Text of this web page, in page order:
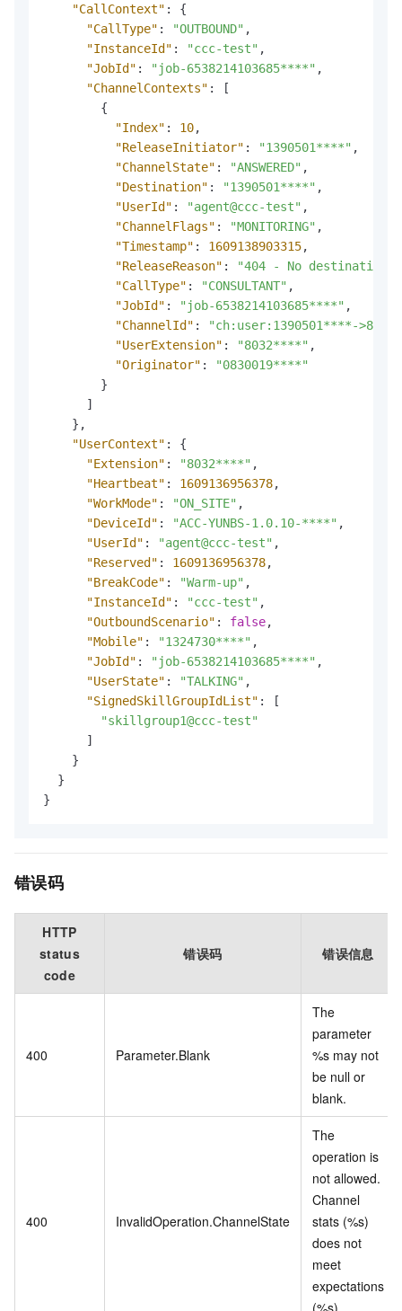
"CallContext" :
{
"CallType" : "OUTBOUND" ,
"InstanceId" : "ccc-test" ,
"JobId" : "job-6538214103685****" ,
"ChannelContexts" :
[
{
"Index" : 10,
"ReleaseInitiator" : "1390501****" ,
"ChannelState" : "ANSWERED" ,
"Destination" : "1390501****" ,
"UserId" : "agent@ccc-test" ,
"ChannelFlags" : "MONITORING" ,
"Timestamp" : 1609138903315,
"ReleaseReason" : "404 - No destination"
"CallType" : "CONSULTANT" ,
"JobId" : "job-6538214103685****" ,
"ChannelId" :
"ch:user:1390501****-
"UserExtension" : "8032****" ,
"Originator" :
"0830019****"
}
]
} ,
"UserContext" :
{
"Extension" : "8032****" ,
"Heartbeat" : 1609136956378,
"WorkMode" : "ON_SITE" ,
"DeviceId" : "ACC-YUNBS-1.0.10-****" ,
"UserId" : "agent@ccc-test" ,
"Reserved" : 1609136956378,
"BreakCode" : "Warm-up" ,
"InstanceId" : "ccc-test" ,
"OutboundScenario" : false,
"Mobile" : "1324730****" ,
"JobId" : "job-6538214103685****" ,
"UserState" : "TALKING" ,
"SignedSkillGroupIdList" :
[
"skillgroup1@ccc-test"
]
}
}
}
错误码
HTTP
status
code
错误码 错误信息
400 Parameter.Blank
The
parameter
%s may not
be null or
blank.
400 InvalidOperation.ChannelState
The
operation is
not allowed.
Channel
stats (%s)
does not
meet
expectations
(%s).